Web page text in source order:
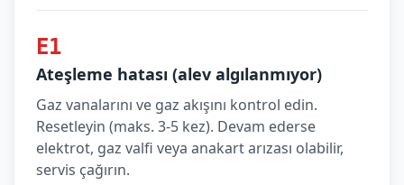
E1
Ateşleme hatası (alev algılanmıyor)
Gaz vanalarını ve gaz akışını kontrol edin.
Resetleyin (maks. 3-5 kez). Devam ederse
elektrot, gaz valfi veya anakart arızası olabilir,
servis çağırın.